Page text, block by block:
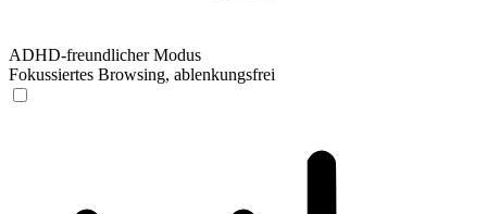
ADHD-freundlicher Modus
Fokussiertes Browsing, ablenkungsfrei